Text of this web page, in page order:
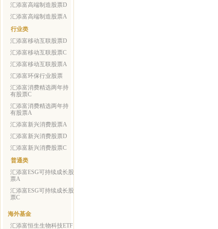
汇添富高端制造股票D
汇添富高端制造股票A
行业类
汇添富移动互联股票D
汇添富移动互联股票C
汇添富移动互联股票A
汇添富环保行业股票
汇添富消费精选两年持
有股票C
汇添富消费精选两年持
有股票A
汇添富新兴消费股票A
汇添富新兴消费股票D
汇添富新兴消费股票C
普通类
汇添富ESG可持续成长股
票A
汇添富ESG可持续成长股
票C
海外基金
汇添富恒生生物科技ETF